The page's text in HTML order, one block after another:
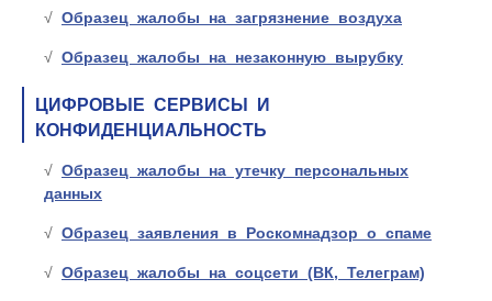
Образец жалобы на загрязнение воздуха
Образец жалобы на незаконную вырубку
ЦИФРОВЫЕ СЕРВИСЫ И
КОНФИДЕНЦИАЛЬНОСТЬ
Образец жалобы на утечку персональных
данных
Образец заявления в Роскомнадзор о спаме
Образец жалобы на соцсети (ВК, Телеграм)